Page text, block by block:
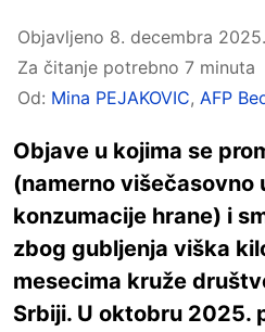
Objavljeno 8. decembra
Za čitanje potrebno 7 minuta
Od: Mina PEJAKOVIC, AFP
Objave u kojima se
(namerno višečasovno
konzumacije hrane) i
zbog gubljenja viška
mesecima kruže
Srbiji. U oktobru 2025.